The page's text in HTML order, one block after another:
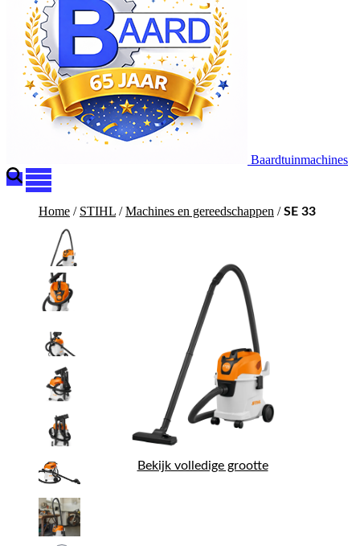
Baardtuinmachines
Home / STIHL /Machines en gereedschappen /SE 33
Bekijk volledige grootte